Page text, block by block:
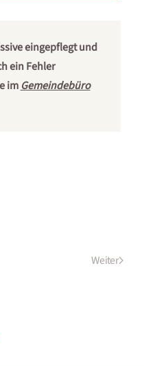
eingepflegt und
ein Fehler
im Gemeindebüro
Weiter